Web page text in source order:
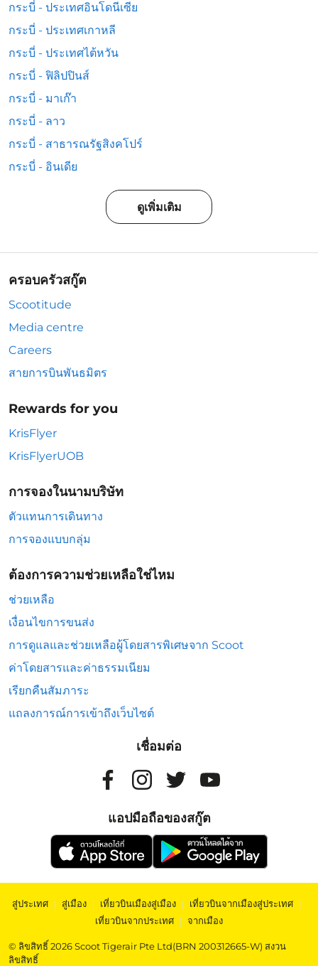
กระบี่ - ประเทศอินโดนีเซีย
กระบี่ - ประเทศเกาหลี
กระบี่ - ประเทศไต้หวัน
กระบี่ - ฟิลิปปินส์
กระบี่ - มาเก๊า
กระบี่ - ลาว
กระบี่ - สาธารณรัฐสิงคโปร์
กระบี่ - อินเดีย
ดูเพิ่มเติม
ครอบครัวสกู๊ต
Scootitude
Media centre
Careers
สายการบินพันธมิตร
Rewards for you
KrisFlyer
KrisFlyerUOB
การจองในนามบริษัท
ตัวแทนการเดินทาง
การจองแบบกลุ่ม
ต้องการความช่วยเหลือใช่ไหม
ช่วยเหลือ
เงื่อนไขการขนส่ง
การดูแลและช่วยเหลือผู้โดยสารพิเศษจาก Scoot
ค่าโดยสารและค่าธรรมเนียม
เรียกคืนสัมภาระ
แถลงการณ์การเข้าถึงเว็บไซต์
เชื่อมต่อ
แอปมือถือของสกู๊ต
สู่ประเทศ | สู่เมือง | เที่ยวบินเมืองสู่เมือง | เที่ยวบินจากเมืองสู่ประเทศ |
เที่ยวบินจากประเทศ | จากเมือง
© ลิขสิทธิ์ 2026 Scoot Tigerair Pte Ltd(BRN 200312665-W) สงวน
ลิขสิทธิ์